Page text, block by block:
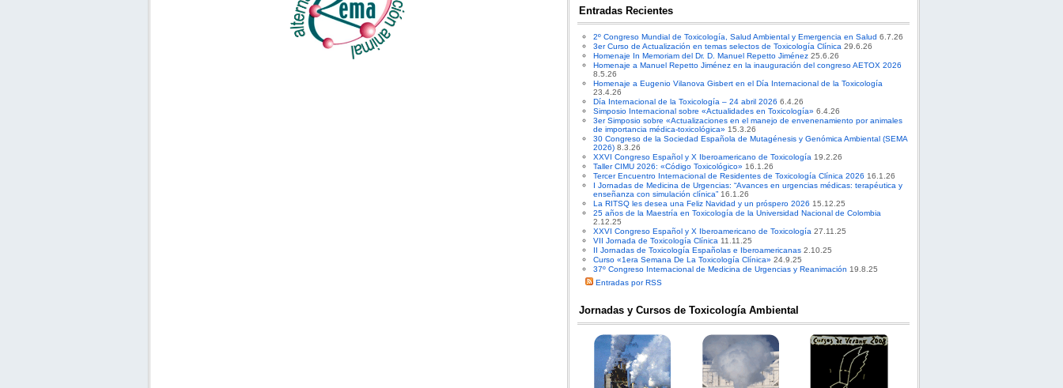
Entradas Recientes
2º Congreso Mundial de Toxicología, Salud Ambiental y Emergencia en Salud 6.7.26
3er Curso de Actualización en temas selectos de Toxicología Clínica 29.6.26
Homenaje In Memoriam del Dr. D. Manuel Repetto Jiménez 25.6.26
Homenaje a Manuel Repetto Jiménez en la inauguración del congreso AETOX 2026
8.5.26
Homenaje a Eugenio Vilanova Gisbert en el Día Internacional de la Toxicología
23.4.26
Día Internacional de la Toxicología – 24 abril 2026 6.4.26
Simposio Internacional sobre «Actualidades en Toxicología» 6.4.26
3er Simposio sobre «Actualizaciones en el manejo de envenenamiento por animales
de importancia médica-toxicológica» 15.3.26
30 Congreso de la Sociedad Española de Mutagénesis y Genómica Ambiental (SEMA
2026) 8.3.26
XXVI Congreso Español y X Iberoamericano de Toxicología 19.2.26
Taller CIMU 2026: «Código Toxicológico» 16.1.26
Tercer Encuentro Internacional de Residentes de Toxicología Clínica 2026 16.1.26
I Jornadas de Medicina de Urgencias: “Avances en urgencias médicas: terapéutica y
enseñanza con simulación clínica” 16.1.26
La RITSQ les desea una Feliz Navidad y un próspero 2026 15.12.25
25 años de la Maestría en Toxicología de la Universidad Nacional de Colombia
2.12.25
XXVI Congreso Español y X Iberoamericano de Toxicología 27.11.25
VII Jornada de Toxicología Clínica 11.11.25
II Jornadas de Toxicología Españolas e Iberoamericanas 2.10.25
Curso «1era Semana De La Toxicología Clínica» 24.9.25
37º Congreso Internacional de Medicina de Urgencias y Reanimación 19.8.25
Entradas por RSS
Jornadas y Cursos de Toxicología Ambiental